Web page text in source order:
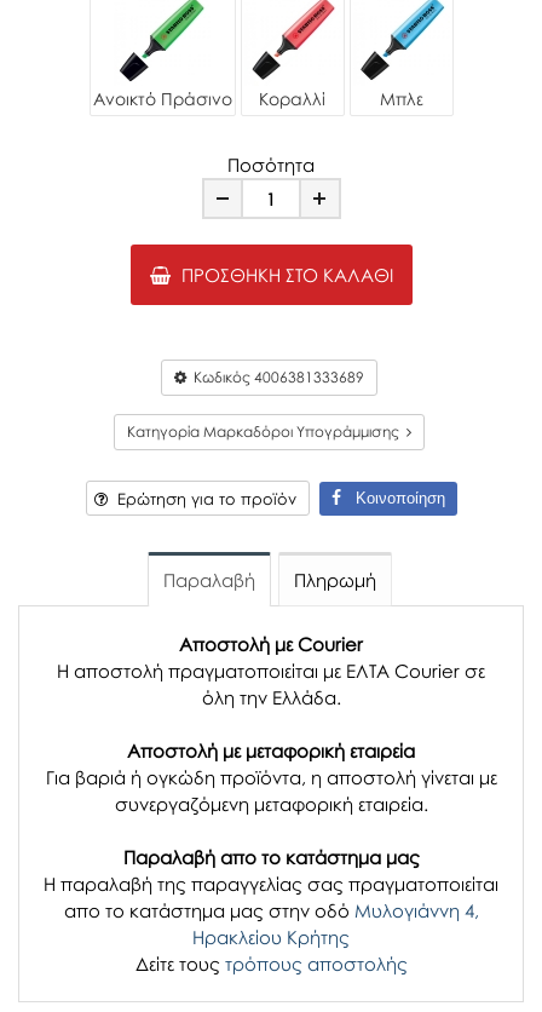
Ανοικτό Πράσινο Κοραλλί Μπλε
Ποσότητα
Minus Plus
ΠΡΟΣΘΉΚΗ ΣΤΟ ΚΑΛΆΘΙ
Κωδικός 4006381333689
Κατηγορία Μαρκαδόροι Υπογράμμισης
Ερώτηση για το προϊόν Κοινοποίηση
Παραλαβή Πληρωμή
Αποστολή με Courier
Η αποστολή πραγματοποιείται με ΕΛΤΑ Courier σε
όλη την Ελλάδα.
Αποστολή με μεταφορική εταιρεία
Για βαριά ή ογκώδη προϊόντα, η αποστολή γίνεται με
συνεργαζόμενη μεταφορική εταιρεία.
Παραλαβή απο το κατάστημα μας
H παραλαβή της παραγγελίας σας πραγματοποιείται
απο το κατάστημα μας στην οδό Μυλογιάννη 4,
Ηρακλείου Κρήτης
Δείτε τους τρόπους αποστολής